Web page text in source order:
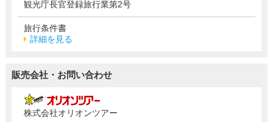
観光庁長官登録旅行業第2号
旅行条件書
詳細を見る
販売会社・お問い合わせ
株式会社オリオンツアー